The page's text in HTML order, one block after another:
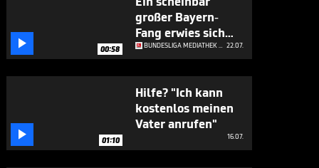
 00:58
großer Bayern-
Fang erwies sich
als Pechvogel
BUNDESLIGA MEDIATHEK HIGHLIGHTS 22.07.
 01:10
Hilfe? "Ich kann
kostenlos meinen
Vater anrufen"
16.07.